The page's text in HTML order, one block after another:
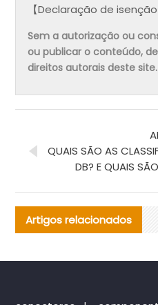
【Declaração de
Sem a autorização ou
ou publicar o conteúdo,
direitos autorais deste site.
QUAIS SÃO AS
DB? E QUAIS
Artigos relacionados